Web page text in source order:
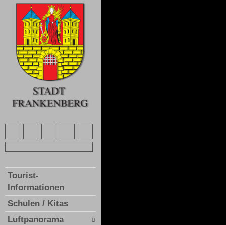
Tourist-
Informationen
Schulen / Kitas
Luftpanorama